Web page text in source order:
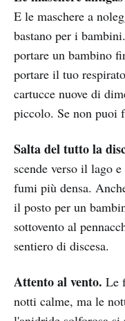
E le maschere a
bastano per i
portare un bambino
portare il tuo
cartucce nuove di
piccolo. Se non puoi
Salta del tutto la
scende verso il lago
fumi più densa.
il posto per un
sottovento al
sentiero di discesa.
Attento al vento. Le
notti calme, ma le